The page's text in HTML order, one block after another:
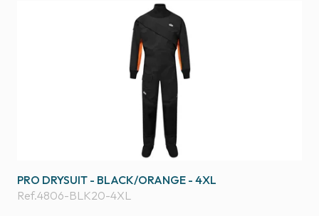
PRO DRYSUIT - BLACK/ORANGE - 4XL
Ref.4806-BLK20-4XL